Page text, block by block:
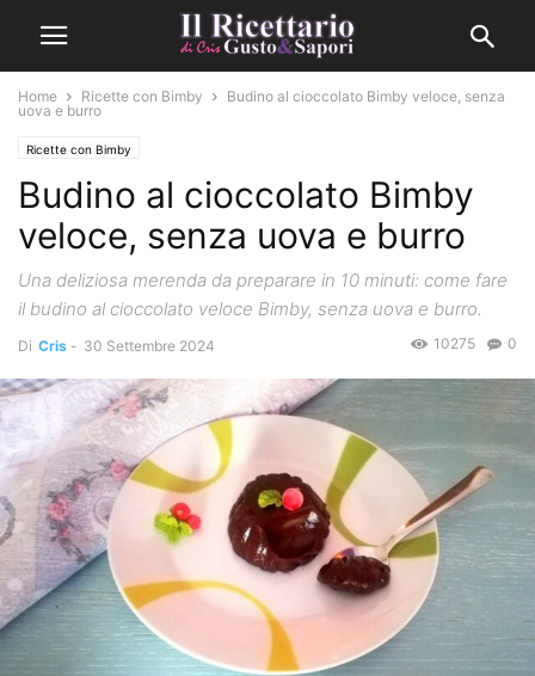
Home Ricette con Bimby
Budino al cioccolato Bimby veloce, senza
uova e burro
Ricette con Bimby
Budino al cioccolato Bimby
veloce, senza uova e burro
Una deliziosa merenda da preparare in 10 minuti: come fare
il budino al cioccolato veloce Bimby, senza uova e burro.
Di Cris - 30 Settembre 2024 0
10275